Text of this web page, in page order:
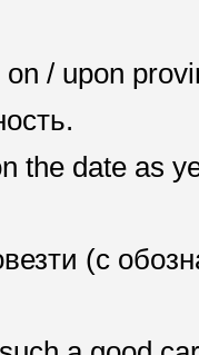
/ upon
the date as
(с